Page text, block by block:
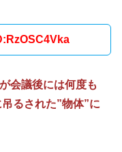
会議後には何度も
るされた”物体”に